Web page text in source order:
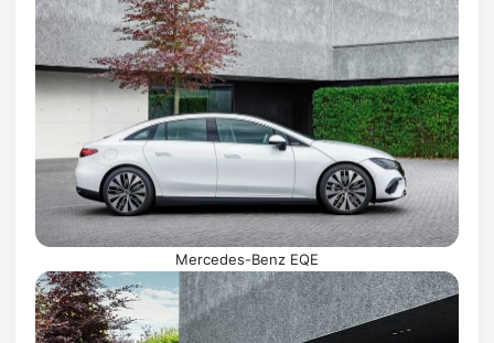
Mercedes-Benz EQE